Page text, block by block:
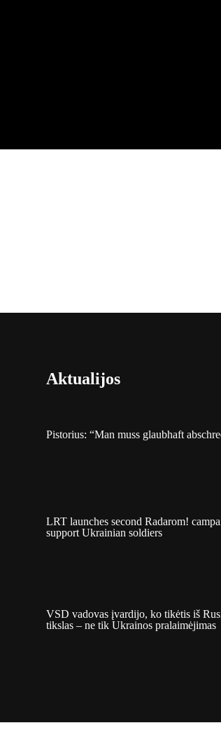
Aktualijos
Pistorius: “Man muss glaubhaft
LRT launches second Radarom!
support Ukrainian soldiers
VSD vadovas įvardijo, ko tikėtis iš
tikslas – ne tik Ukrainos pralaimėjimas